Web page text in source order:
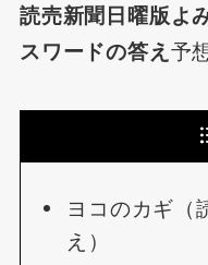
読売新聞日曜版よ
スワードの答え 予
ヨコのカギ（
え）